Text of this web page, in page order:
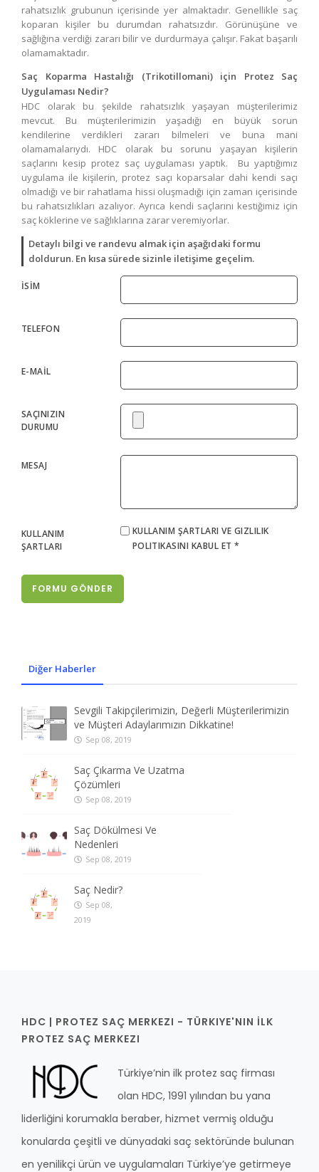
rahatsızlık grubunun içerisinde yer almaktadır. Genellikle saç
koparan kişiler bu durumdan rahatsızdır. Görünüşüne ve
sağlığına verdiği zararı bilir ve durdurmaya çalışır. Fakat başarılı
olamamaktadır.
Saç Koparma Hastalığı (Trikotillomani)için Protez Saç
Uygulaması Nedir?
HDC olarak bu şekilde rahatsızlık yaşayan müşterilerimiz
mevcut. Bu müşterilerimizin yaşadığı en büyük sorun
kendilerine verdikleri zararı bilmeleri ve buna mani
olamamalarıydı. HDC olarak bu sorunu yaşayan kişilerin
saçlarını kesip protez saç uygulaması yaptık. Bu yaptığımız
uygulama ile kişilerin, protez saçı koparsalar dahi kendi saçı
olmadığı ve bir rahatlama hissi oluşmadığı için zaman içerisinde
bu rahatsızlıkları azalıyor. Ayrıca kendi saçlarını kestiğimiz için
saç köklerine ve sağlıklarına zarar veremiyorlar.
Detaylı bilgi ve randevu almak için aşağıdaki formu
doldurun. En kısa sürede sizinle iletişime geçelim.
İSİM
TELEFON
E-MAİL
SAÇINIZIN
DURUMU
MESAJ
KULLANIM
ŞARTLARI
KULLANIM ŞARTLARI VE GIZLILIK
POLITIKASINI KABUL ET *
FORMU GÖNDER
Diğer Haberler
Sevgili Takipçilerimizin, Değerli Müşterilerimizin
ve Müşteri Adaylarımızın Dikkatine!
Sep 08, 2019
Saç Çıkarma Ve Uzatma
Çözümleri
Sep 08, 2019
Saç Dökülmesi Ve
Nedenleri
Sep 08, 2019
Saç Nedir?
Sep 08,
2019
HDC | PROTEZ SAÇ MERKEZI - TÜRKIYE'NIN İLK
PROTEZ SAÇ MERKEZI
Türkiye’nin ilk protez saç firması
olan HDC, 1991 yılından bu yana
liderliğini korumakla beraber, hizmet vermiş olduğu
konularda çeşitli ve dünyadaki saç sektöründe bulunan
en yenilikçi ürün ve uygulamaları Türkiye’ye getirmeye